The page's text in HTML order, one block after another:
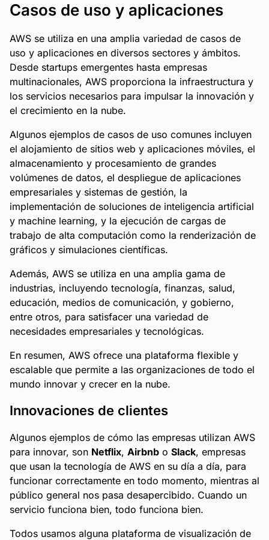
Casos de uso y aplicaciones
AWS se utiliza en una amplia variedad de casos de
uso y aplicaciones en diversos sectores y ámbitos.
Desde startups emergentes hasta empresas
multinacionales, AWS proporciona la infraestructura y
los servicios necesarios para impulsar la innovación y
el crecimiento en la nube.
Algunos ejemplos de casos de uso comunes incluyen
el alojamiento de sitios web y aplicaciones móviles, el
almacenamiento y procesamiento de grandes
volúmenes de datos, el despliegue de aplicaciones
empresariales y sistemas de gestión, la
implementación de soluciones de inteligencia artificial
y machine learning, y la ejecución de cargas de
trabajo de alta computación como la renderización de
gráficos y simulaciones científicas.
Además, AWS se utiliza en una amplia gama de
industrias, incluyendo tecnología, finanzas, salud,
educación, medios de comunicación, y gobierno,
entre otros, para satisfacer una variedad de
necesidades empresariales y tecnológicas.
En resumen, AWS ofrece una plataforma flexible y
escalable que permite a las organizaciones de todo el
mundo innovar y crecer en la nube.
Innovaciones de clientes
Algunos ejemplos de cómo las empresas utilizan AWS
para innovar, son Netflix, Airbnb o Slack, empresas
que usan la tecnología de AWS en su día a día, para
funcionar correctamente en todo momento, mientras al
público general nos pasa desapercibido. Cuando un
servicio funciona bien, todo funciona bien.
Todos usamos alguna plataforma de visualización de